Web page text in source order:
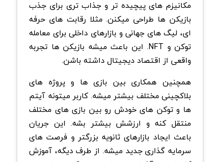
مکانیزم های پیچیده تر و جذاب تری برای جذب
بازیکن ها طراحی میکنن. مثلا رقابت های حرفه
ای، لیگ های جهانی و بازارهای داخلی برای معامله
توکن و NFT. این باعث میشه بازیکن ها تجربه
واقعی از اقتصاد دیجیتال داشته باشن.
همچنین همکاری بین بازی ها و پروژه های
بلاکچینی مختلف بیشتر میشه. کاربر میتونه آیتم
ها و توکن های خودش رو بین بازی های مختلف
منتقل کنه و ارزشش بیشتر بشه. این جریان
باعث ایجاد بازارهای ثانویه بزرگتر و فرصت های
سرمایه گذاری جدید میشه. از طرف دیگه، آموزش